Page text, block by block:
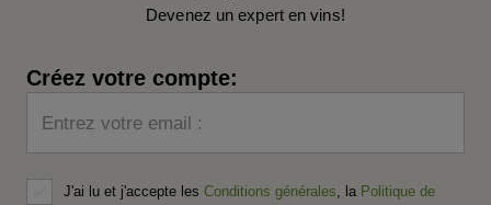
Devenez un expert en vins!
Créez votre compte:
Entrez votre email :
J'ai lu et j'accepte les Conditions générales , la Politique de